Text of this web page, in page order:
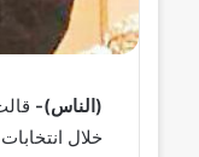
(الناس)-
خلال